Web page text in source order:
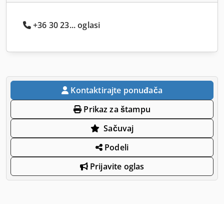
+36 30 23... oglasi
Kontaktirajte ponuđača
Prikaz za štampu
Sačuvaj
Podeli
Prijavite oglas